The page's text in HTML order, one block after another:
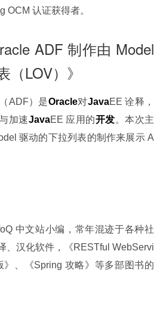
OCM 认证获得者。
ADF 制作由 Model
（LOV）》
ADF）是Oracle对JavaEE 诠释，
加速JavaEE 应用的开发。本次主
驱动的下拉列表的制作来展示 A
中文站小编，常年混迹于各种社
、汉化软件，《RESTful WebServi
》、《Spring 攻略》等多部图书的